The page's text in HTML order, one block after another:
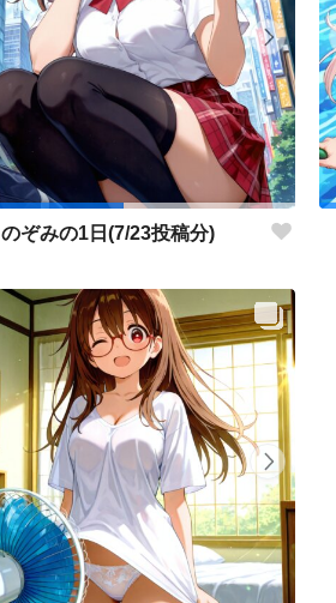
のぞみの1日(7/23投稿分)